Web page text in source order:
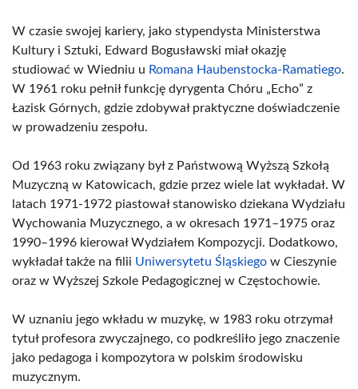
W czasie swojej kariery, jako stypendysta Ministerstwa
Kultury i Sztuki, Edward Bogusławski miał okazję
studiować w Wiedniu u Romana Haubenstocka-Ramatiego.
W 1961 roku pełnił funkcję dyrygenta Chóru „Echo” z
Łazisk Górnych, gdzie zdobywał praktyczne doświadczenie
w prowadzeniu zespołu.
Od 1963 roku związany był z Państwową Wyższą Szkołą
Muzyczną w Katowicach, gdzie przez wiele lat wykładał. W
latach 1971-1972 piastował stanowisko dziekana Wydziału
Wychowania Muzycznego, a w okresach 1971–1975 oraz
1990–1996 kierował Wydziałem Kompozycji. Dodatkowo,
wykładał także na filii Uniwersytetu Śląskiego w Cieszynie
oraz w Wyższej Szkole Pedagogicznej w Częstochowie.
W uznaniu jego wkładu w muzykę, w 1983 roku otrzymał
tytuł profesora zwyczajnego, co podkreśliło jego znaczenie
jako pedagoga i kompozytora w polskim środowisku
muzycznym.